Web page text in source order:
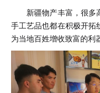
新疆物产丰富，很多
手工艺品也都在积极开拓
为当地百姓增收致富的利